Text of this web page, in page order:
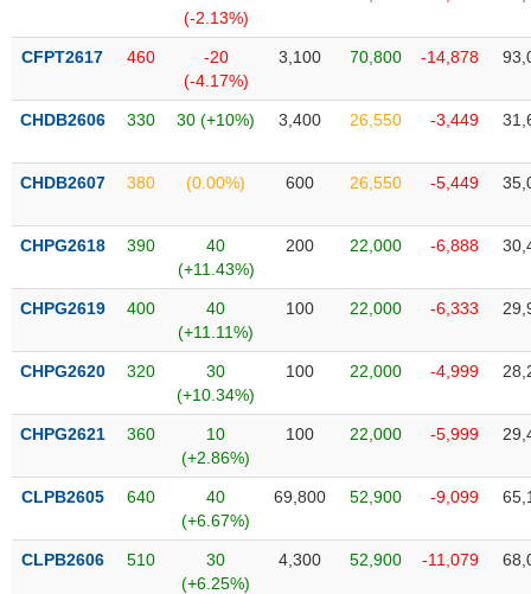
(-2.13%)
CFPT2617 460
-20
(-4.17%)
3,100 70,800 -14,878
CHDB2606 330 30 (+10%) 3,400 26,550 -3,449
CHDB2607 380 (0.00%) 600 26,550 -5,449
CHPG2618 390
40
(+11.43%)
200 22,000 -6,888
CHPG2619 400
40
(+11.11%)
100 22,000 -6,333
CHPG2620 320
30
(+10.34%)
100 22,000 -4,999
CHPG2621 360
10
(+2.86%)
100 22,000 -5,999
CLPB2605 640
40
(+6.67%)
69,800 52,900 -9,099
CLPB2606 510
30
(+6.25%)
4,300 52,900 -11,079
KHỎE
TÀI
CÔNG
THÔNG
VỤ
TRUYỀN